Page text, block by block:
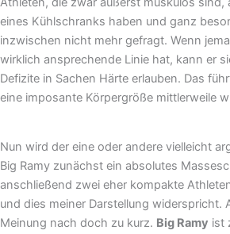
eines Kühlschranks haben und ganz
inzwischen nicht mehr gefragt. Wenn
wirklich ansprechende Linie hat, kann er
Defizite in Sachen Härte erlauben. Das
eine imposante Körpergröße mittlerweile
Nun wird der eine oder andere vielleicht
Big Ramy zunächst ein absolutes
anschließend zwei eher kompakte
und dies meiner Darstellung widerspricht.
Meinung nach doch zu kurz. Big Ramy ist